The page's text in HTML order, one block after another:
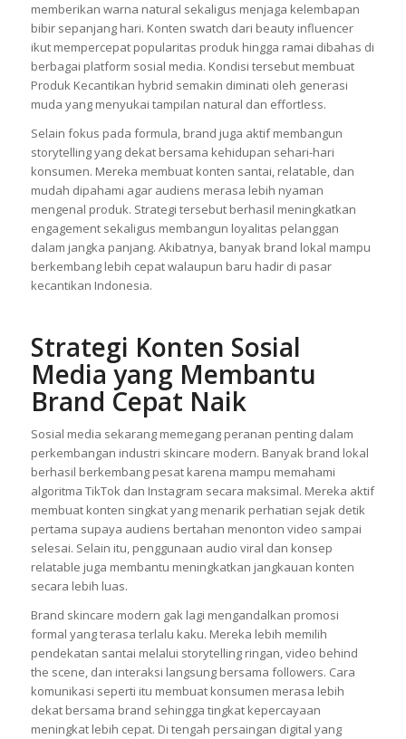
memberikan warna natural sekaligus menjaga kelembapan
bibir sepanjang hari. Konten swatch dari beauty influencer
ikut mempercepat popularitas produk hingga ramai dibahas di
berbagai platform sosial media. Kondisi tersebut membuat
Produk Kecantikan hybrid semakin diminati oleh generasi
muda yang menyukai tampilan natural dan effortless.
Selain fokus pada formula, brand juga aktif membangun
storytelling yang dekat bersama kehidupan sehari-hari
konsumen. Mereka membuat konten santai, relatable, dan
mudah dipahami agar audiens merasa lebih nyaman
mengenal produk. Strategi tersebut berhasil meningkatkan
engagement sekaligus membangun loyalitas pelanggan
dalam jangka panjang. Akibatnya, banyak brand lokal mampu
berkembang lebih cepat walaupun baru hadir di pasar
kecantikan Indonesia.
Strategi Konten Sosial
Media yang Membantu
Brand Cepat Naik
Sosial media sekarang memegang peranan penting dalam
perkembangan industri skincare modern. Banyak brand lokal
berhasil berkembang pesat karena mampu memahami
algoritma TikTok dan Instagram secara maksimal. Mereka aktif
membuat konten singkat yang menarik perhatian sejak detik
pertama supaya audiens bertahan menonton video sampai
selesai. Selain itu, penggunaan audio viral dan konsep
relatable juga membantu meningkatkan jangkauan konten
secara lebih luas.
Brand skincare modern gak lagi mengandalkan promosi
formal yang terasa terlalu kaku. Mereka lebih memilih
pendekatan santai melalui storytelling ringan, video behind
the scene, dan interaksi langsung bersama followers. Cara
komunikasi seperti itu membuat konsumen merasa lebih
dekat bersama brand sehingga tingkat kepercayaan
meningkat lebih cepat. Di tengah persaingan digital yang